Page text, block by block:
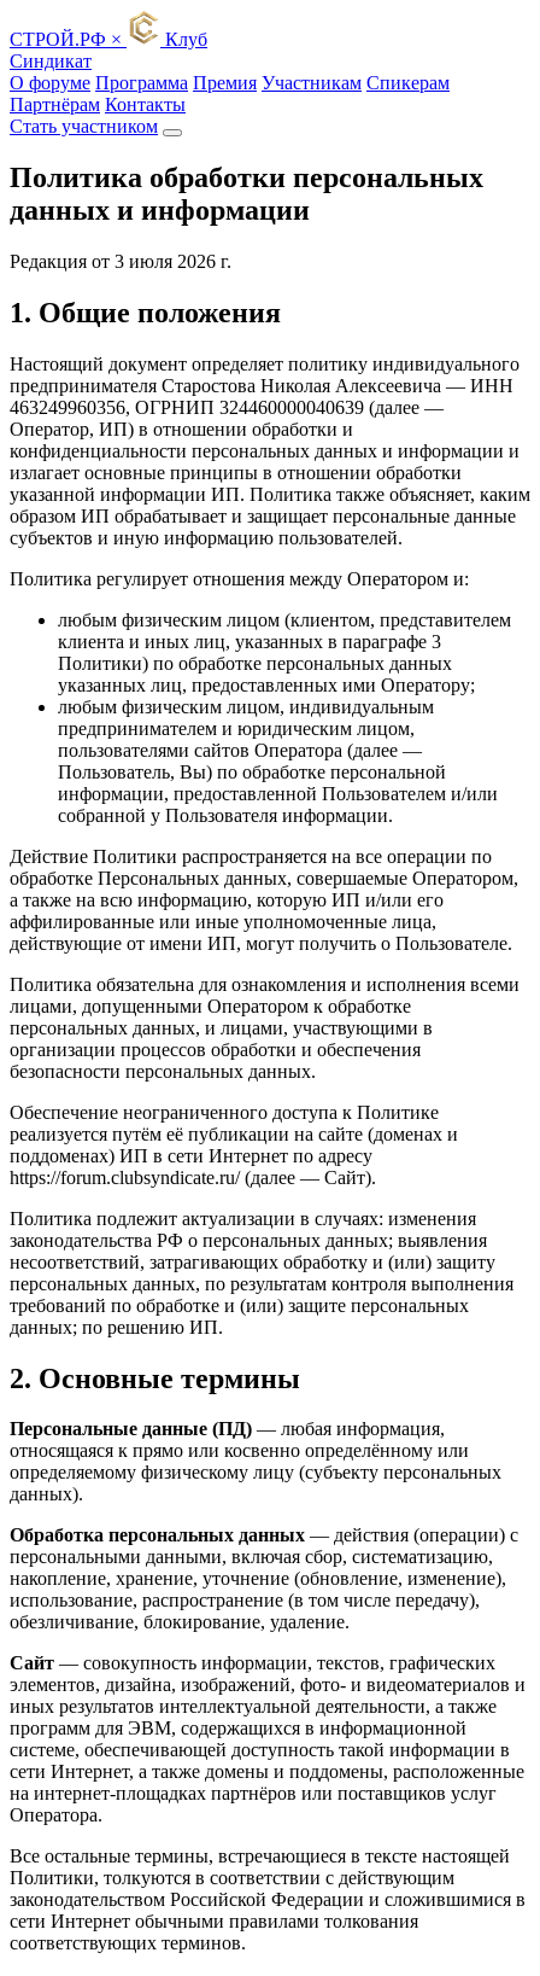
СТРОЙ.РФ ×
Клуб
Синдикат
О форуме Программа Премия Участникам Спикерам
Партнёрам Контакты
Стать участником
Политика обработки персональных
данных и информации
Редакция от 3 июля 2026 г.
1. Общие положения
Настоящий документ определяет политику индивидуального
предпринимателя Старостова Николая Алексеевича — ИНН
463249960356, ОГРНИП 324460000040639 (далее —
Оператор, ИП) в отношении обработки и
конфиденциальности персональных данных и информации и
излагает основные принципы в отношении обработки
указанной информации ИП. Политика также объясняет, каким
образом ИП обрабатывает и защищает персональные данные
субъектов и иную информацию пользователей.
Политика регулирует отношения между Оператором и:
любым физическим лицом (клиентом, представителем
клиента и иных лиц, указанных в параграфе 3
Политики) по обработке персональных данных
указанных лиц, предоставленных ими Оператору;
любым физическим лицом, индивидуальным
предпринимателем и юридическим лицом,
пользователями сайтов Оператора (далее —
Пользователь, Вы) по обработке персональной
информации, предоставленной Пользователем и/или
собранной у Пользователя информации.
Действие Политики распространяется на все операции по
обработке Персональных данных, совершаемые Оператором,
а также на всю информацию, которую ИП и/или его
аффилированные или иные уполномоченные лица,
действующие от имени ИП, могут получить о Пользователе.
Политика обязательна для ознакомления и исполнения всеми
лицами, допущенными Оператором к обработке
персональных данных, и лицами, участвующими в
организации процессов обработки и обеспечения
безопасности персональных данных.
Обеспечение неограниченного доступа к Политике
реализуется путём её публикации на сайте (доменах и
поддоменах) ИП в сети Интернет по адресу
https://forum.clubsyndicate.ru/ (далее — Сайт).
Политика подлежит актуализации в случаях: изменения
законодательства РФ о персональных данных; выявления
несоответствий, затрагивающих обработку и (или) защиту
персональных данных, по результатам контроля выполнения
требований по обработке и (или) защите персональных
данных; по решению ИП.
2. Основные термины
Персональные данные (ПД) — любая информация,
относящаяся к прямо или косвенно определённому или
определяемому физическому лицу (субъекту персональных
данных).
Обработка персональных данных — действия (операции) с
персональными данными, включая сбор, систематизацию,
накопление, хранение, уточнение (обновление, изменение),
использование, распространение (в том числе передачу),
обезличивание, блокирование, удаление.
Сайт — совокупность информации, текстов, графических
элементов, дизайна, изображений, фото- и видеоматериалов и
иных результатов интеллектуальной деятельности, а также
программ для ЭВМ, содержащихся в информационной
системе, обеспечивающей доступность такой информации в
сети Интернет, а также домены и поддомены, расположенные
на интернет-площадках партнёров или поставщиков услуг
Оператора.
Все остальные термины, встречающиеся в тексте настоящей
Политики, толкуются в соответствии с действующим
законодательством Российской Федерации и сложившимися в
сети Интернет обычными правилами толкования
соответствующих терминов.